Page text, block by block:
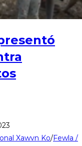
Xawvn Ko/Fewla /